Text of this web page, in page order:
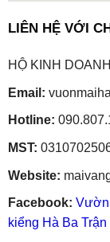
LIÊN HỆ VỚI
HỘ KINH
Email:
Hotline:
MST:
Website:
Facebook: Vườn
kiểng Hà Ba Trận